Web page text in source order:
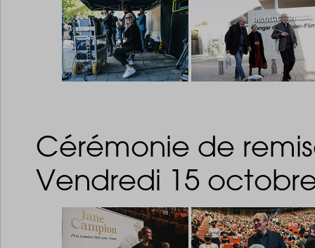
Cérémonie de
Vendredi 15